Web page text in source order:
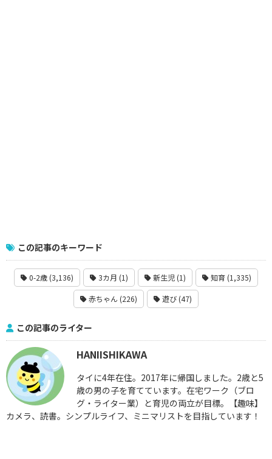
この記事のキーワード
0-2歳 (3,136) 3カ月 (1) 新⽣児 (1) 知育 (1,335)
赤ちゃん (226) 遊び (47)
この記事のライター
HANIISHIKAWA
タイに4年在住。2017年に帰国しました。2歳と5
歳の男の子を育てています。在宅ワーク（ブロ
グ・ライター業）と育児の両立が目標。【趣味】
カメラ、読書。シンプルライフ、ミニマリストを目指しています！